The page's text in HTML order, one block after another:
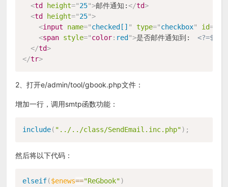
<td height="25">邮件通知:</td>
<td height="25">
<input name="checked[] " type="checkbox" id=
<span style="color: red ">是否邮件通知到:
</td>
</tr>
2、打开e/admin/tool/gbook.php文件：
增加一行，调用smtp函数功能：
include( "../../class/SendEmail.inc.php") ;
然后将以下代码：
elseif($enews=="ReGbook")